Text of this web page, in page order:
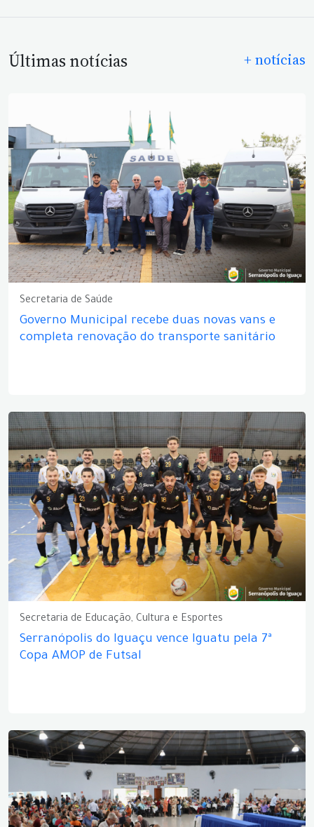
Últimas notícias + notícias
Secretaria de Saúde
Governo Municipal recebe duas novas vans e
completa renovação do transporte sanitário
Secretaria de Educação, Cultura e Esportes
Serranópolis do Iguaçu vence Iguatu pela 7ª
Copa AMOP de Futsal